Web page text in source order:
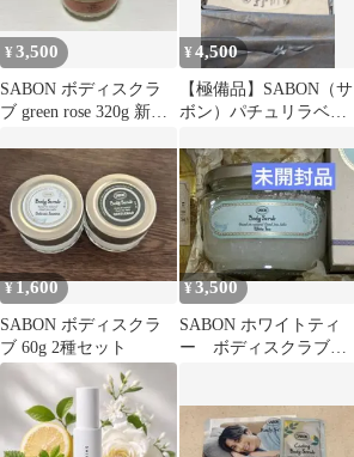
¥3,500
SABON ボディスクラ
ブ green rose 320g 新品
¥4,500
【極備品】SABON（サ
ボン）パチュリラベン
ト
¥1,600
SABON ボディスクラ
ブ 60g 2種セット
¥3,500
SABON ホワイトティ
ー ボディスクラブ